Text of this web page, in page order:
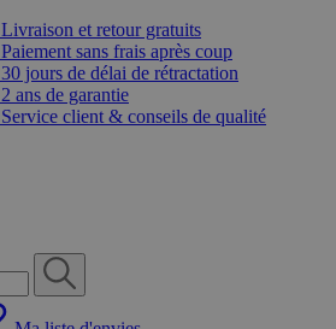
Livraison et retour gratuits
Paiement sans frais après coup
30 jours de délai de rétractation
2 ans de garantie
Service client & conseils de qualité